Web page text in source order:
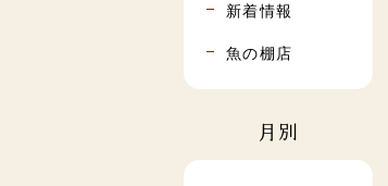
新着情報
魚の棚店
月別